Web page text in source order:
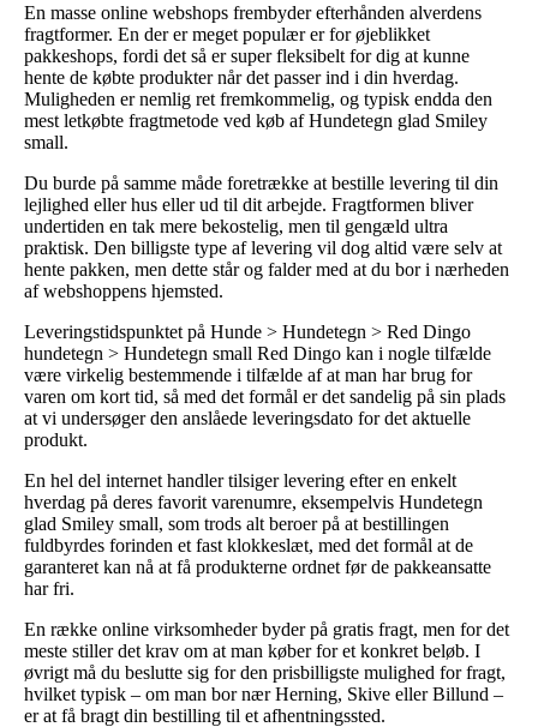
En masse online webshops frembyder efterhånden alverdens
fragtformer. En der er meget populær er for øjeblikket
pakkeshops, fordi det så er super fleksibelt for dig at kunne
hente de købte produkter når det passer ind i din hverdag.
Muligheden er nemlig ret fremkommelig, og typisk endda den
mest letkøbte fragtmetode ved køb af Hundetegn glad Smiley
small.
Du burde på samme måde foretrække at bestille levering til din
lejlighed eller hus eller ud til dit arbejde. Fragtformen bliver
undertiden en tak mere bekostelig, men til gengæld ultra
praktisk. Den billigste type af levering vil dog altid være selv at
hente pakken, men dette står og falder med at du bor i nærheden
af webshoppens hjemsted.
Leveringstidspunktet på Hunde > Hundetegn > Red Dingo
hundetegn > Hundetegn small Red Dingo kan i nogle tilfælde
være virkelig bestemmende i tilfælde af at man har brug for
varen om kort tid, så med det formål er det sandelig på sin plads
at vi undersøger den anslåede leveringsdato for det aktuelle
produkt.
En hel del internet handler tilsiger levering efter en enkelt
hverdag på deres favorit varenumre, eksempelvis Hundetegn
glad Smiley small, som trods alt beroer på at bestillingen
fuldbyrdes forinden et fast klokkeslæt, med det formål at de
garanteret kan nå at få produkterne ordnet før de pakkeansatte
har fri.
En række online virksomheder byder på gratis fragt, men for det
meste stiller det krav om at man køber for et konkret beløb. I
øvrigt må du beslutte sig for den prisbilligste mulighed for fragt,
hvilket typisk – om man bor nær Herning, Skive eller Billund –
er at få bragt din bestilling til et afhentningssted.